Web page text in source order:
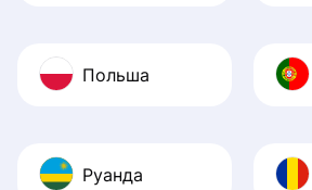
Польша
Руанда